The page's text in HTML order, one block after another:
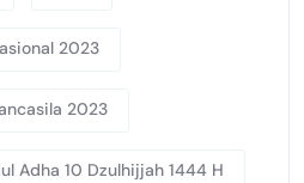
2023
2023
Adha 10 Dzulhijjah 1444 H